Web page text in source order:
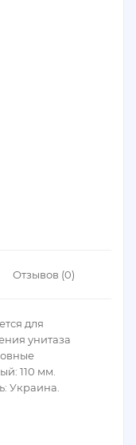
Отзывов (0)
для
унитаза
110 мм.
Украина.